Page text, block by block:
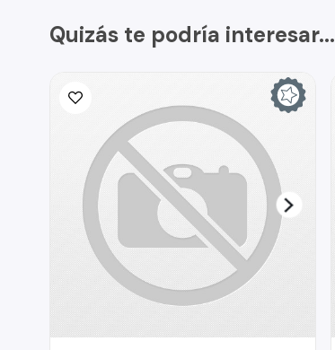
Quizás te podría interesar...